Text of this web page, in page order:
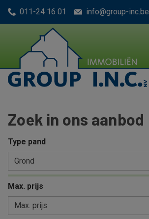
Menu overslaan en naar de inhoud gaan
011-24 16 01 info@group-inc.be
Zoek in ons aanbod
Type pand
Grond
Max. prijs
Max. prijs